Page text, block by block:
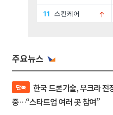
주요뉴스
단독
중…“스타트업 여러 곳 참여”